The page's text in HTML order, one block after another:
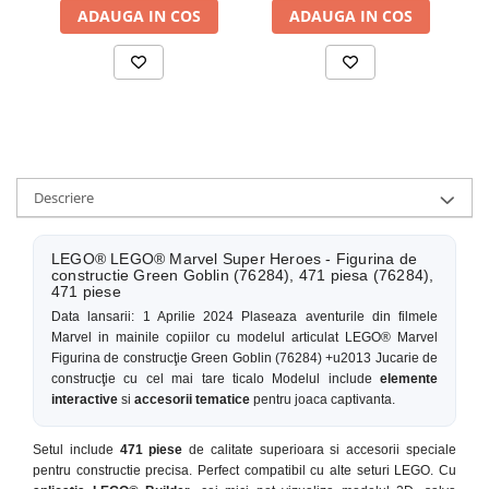
ADAUGA IN COS ADAUGA IN COS
Descriere
LEGO® LEGO® Marvel Super Heroes - Figurina de
constructie Green Goblin (76284), 471 piesa (76284),
471 piese
Data lansarii: 1 Aprilie 2024 Plaseaza aventurile din filmele
Marvel in mainile copiilor cu modelul articulat LEGO® Marvel
Figurina de construcţie Green Goblin (76284) +u2013 Jucarie de
construcţie cu cel mai tare ticalo Modelul include elemente
interactive si accesorii tematice pentru joaca captivanta.
Setul include 471 piese de calitate superioara si accesorii speciale
pentru constructie precisa. Perfect compatibil cu alte seturi LEGO. Cu